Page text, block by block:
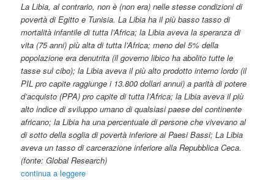
La Libia, al contrario, non è (non era) nelle stesse condizioni di
povertà di Egitto e Tunisia. La Libia ha il più basso tasso di
mortalità infantile di tutta l’Africa; la Libia aveva la speranza di
vita (75 anni) più alta di tutta l’Africa; meno del 5% della
popolazione era denutrita (il governo libico ha abolito tutte le
tasse sul cibo); la Libia aveva il più alto prodotto interno lordo (il
PIL pro capite raggiunge i 13.800 dollari annui) a parità di potere
d’acquisto (PPA) pro capite di tutta l’Africa; la Libia aveva il più
alto indice di sviluppo umano di qualsiasi paese del continente
africano; la Libia ha una percentuale di persone che vivevano al
di sotto della soglia di povertà inferiore ai Paesi Bassi; La Libia
aveva un tasso di carcerazione inferiore alla Repubblica Ceca.
(fonte: Global Research)
continua a leggere